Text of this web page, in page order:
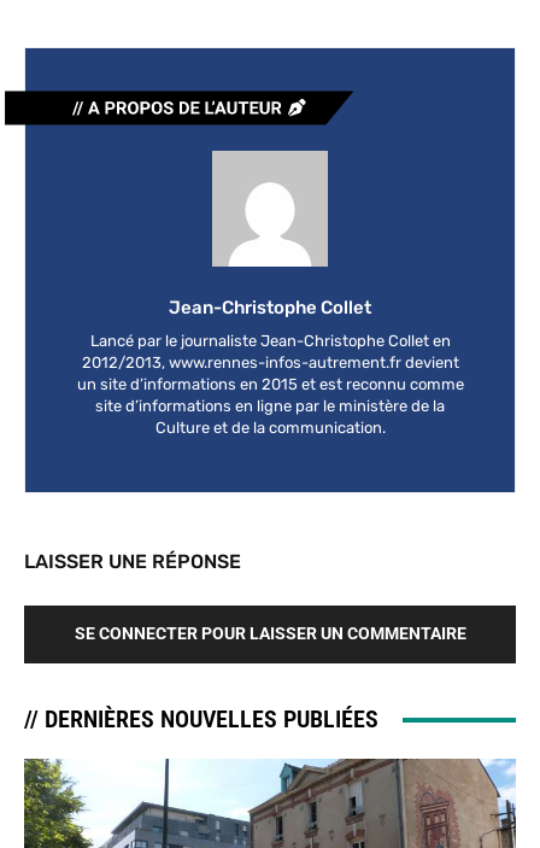
Jean-Christophe Collet
Lancé par le journaliste Jean-Christophe Collet en
2012/2013, www.rennes-infos-autrement.fr devient
un site d’informations en 2015 et est reconnu comme
site d’informations en ligne par le ministère de la
Culture et de la communication.
LAISSER UNE RÉPONSE
SE CONNECTER POUR LAISSER UN COMMENTAIRE
// DERNIÈRES NOUVELLES PUBLIÉES